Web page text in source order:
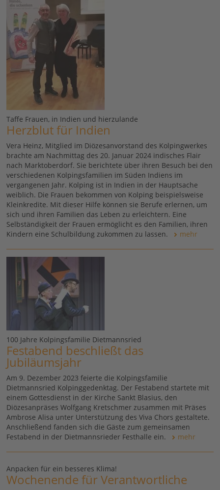
Taffe Frauen, in Indien und hierzulande
Herzblut für Indien
Vera Heinz, Mitglied im Diözesanvorstand des Kolpingwerkes
brachte am Nachmittag des 20. Januar 2024 indisches Flair
nach Marktoberdorf. Sie berichtete über ihren Besuch bei den
verschiedenen Kolpingsfamilien im Süden Indiens im
vergangenen Jahr. Kolping ist in Indien in der Hauptsache
weiblich. Die Frauen bekommen von Kolping beispielsweise
Kleinkredite. Mit dieser Hilfe können sie Berufe erlernen, um
sich und ihren Familien das Leben zu erleichtern. Eine
Selbständigkeit der Frauen ermöglicht es den Familien, ihren
Kindern eine Schulbildung zukommen zu lassen.
mehr
100 Jahre Kolpingsfamilie Dietmannsried
Festabend beschließt das
Jubiläumsjahr
Am 9. Dezember 2023 feierte die Kolpingsfamilie
Dietmannsried Kolpinggedenktag. Der Festabend startete mit
einem Gottesdienst in der Kirche Sankt Blasius, den
Diözesanpräses Wolfgang Kretschmer zusammen mit Präses
Ambrose Alisa unter Unterstützung des Viva Chors gestaltete.
Anschließend fanden sich die Gäste zum gemeinsamen
Festabend in der Dietmannsrieder Festhalle ein.
mehr
Anpacken für ein besseres Klima!
Wochenende für Verantwortliche